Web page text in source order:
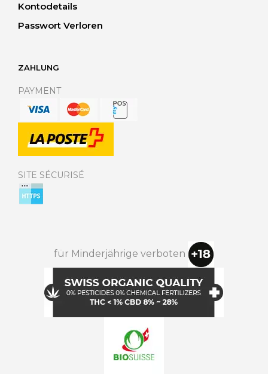
Kontodetails
Passwort Verloren
ZAHLUNG
PAYMENT
SITE SÉCURISÉ
für Minderjährige verboten